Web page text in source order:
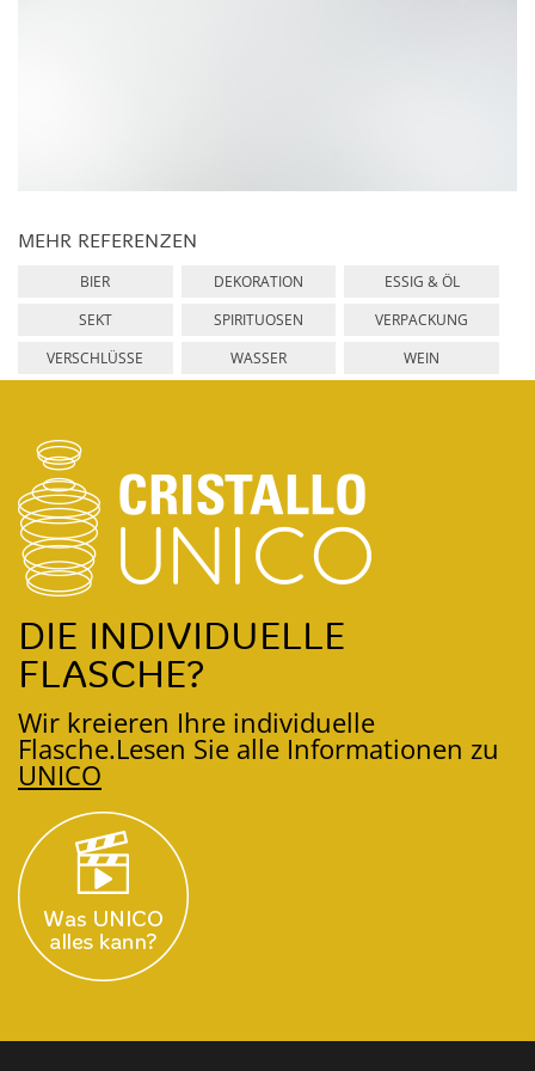
MEHR REFERENZEN
BIER DEKORATION
ESSIG & ÖL
SEKT
SPIRITUOSEN
VERPACKUNG
VERSCHLÜSSE
WASSER WEIN
DIE INDIVIDUELLE
FLASCHE?
Wir kreieren Ihre individuelle
Flasche.Lesen Sie alle Informationen zu
UNICO